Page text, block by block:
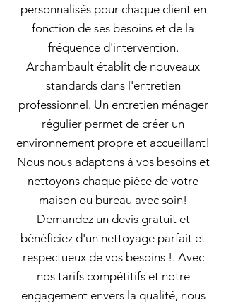
personnalisés pour chaque client en
fonction de ses besoins et de la
fréquence d'intervention.
Archambault établit de nouveaux
standards dans l'entretien
professionnel. Un entretien ménager
régulier permet de créer un
environnement propre et accueillant!
Nous nous adaptons à vos besoins et
nettoyons chaque pièce de votre
maison ou bureau avec soin!
Demandez un devis gratuit et
bénéficiez d'un nettoyage parfait et
respectueux de vos besoins !. Avec
nos tarifs compétitifs et notre
engagement envers la qualité, nous